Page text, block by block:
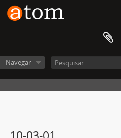
Navegar